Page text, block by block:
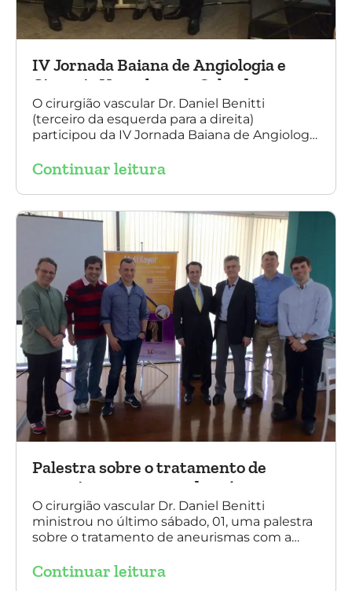
IV Jornada Baiana de Angiologia e
Cirurgia Vascular, em Salvador
O cirurgião vascular Dr. Daniel Benitti
(terceiro da esquerda para a direita)
participou da IV Jornada Baiana de Angiologia
29 de outubro. Na foto também está
SBACV (Sociedade Brasileira de Angiologia e
de Cirurgia Vascular) Bahia.
Continuar leitura
Palestra sobre o tratamento de
aneurismas com a endoprótese
multilayer, em Porto Alegre
O cirurgião vascular Dr. Daniel Benitti
ministrou no último sábado, 01, uma palestra
sobre o tratamento de aneurismas com a
foto, Dr. Daniel Benitti (ao centro) com os
Continuar leitura